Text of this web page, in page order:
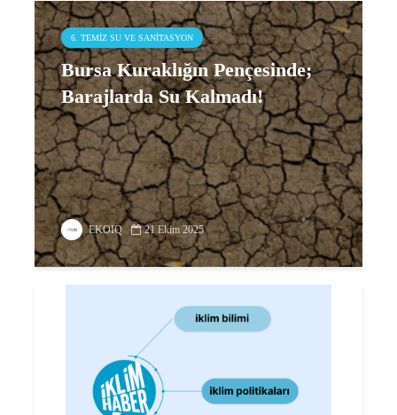
6. TEMIZ SU VE SANITASYON
Bursa Kuraklığın Pençesinde;
Barajlarda Su Kalmadı!
EKOIQ 21 Ekim 2025